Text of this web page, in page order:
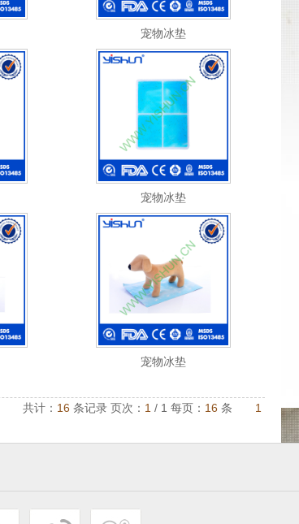
宠物冰垫
宠物冰垫
宠物冰垫
共计： 16 条记录 页次： 1 / 1 每页： 16 条 1